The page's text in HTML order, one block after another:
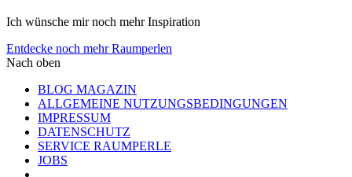
Ich wünsche mir noch mehr Inspiration
Entdecke noch mehr Raumperlen
Nach oben
BLOG MAGAZIN
ALLGEMEINE NUTZUNGSBEDINGUNGEN
IMPRESSUM
DATENSCHUTZ
SERVICE RAUMPERLE
JOBS